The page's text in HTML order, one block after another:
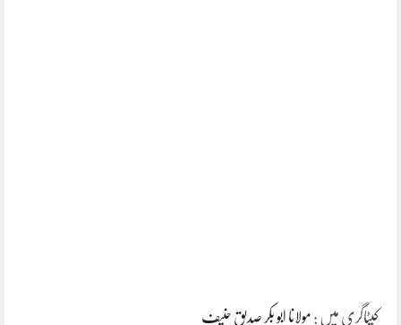
کیٹاگری میں : مولانا ابو بکر صدیق حنیف